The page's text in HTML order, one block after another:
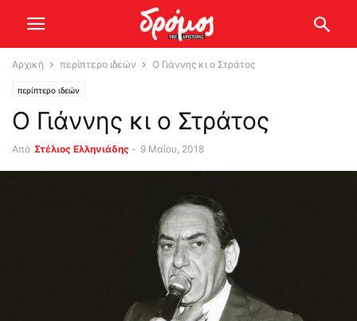
Αρχική περίπτερο ιδεών Ο Γιάννης κι ο Στράτος
περίπτερο ιδεών
Ο Γιάννης κι ο Στράτος
Από Στέλιος Ελληνιάδης - 9 Μαΐου, 2018